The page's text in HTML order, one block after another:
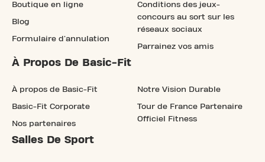
Boutique en ligne
Blog
Formulaire d'annulation
Conditions des jeux-
concours au sort sur les
réseaux sociaux
Parrainez vos amis
À Propos De Basic-Fit
À propos de Basic-Fit
Basic-Fit Corporate
Nos partenaires
Notre Vision Durable
Tour de France Partenaire
Officiel Fitness
Salles De Sport